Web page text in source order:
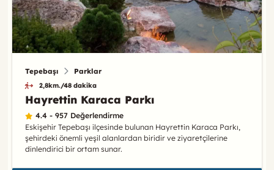
Tepebaşı Parklar
2,8km./48 dakika
Hayrettin Karaca Parkı
4.4 - 957 Değerlendirme
Eskişehir Tepebaşı ilçesinde bulunan Hayrettin Karaca Parkı,
şehirdeki önemli yeşil alanlardan biridir ve ziyaretçilerine
dinlendirici bir ortam sunar.